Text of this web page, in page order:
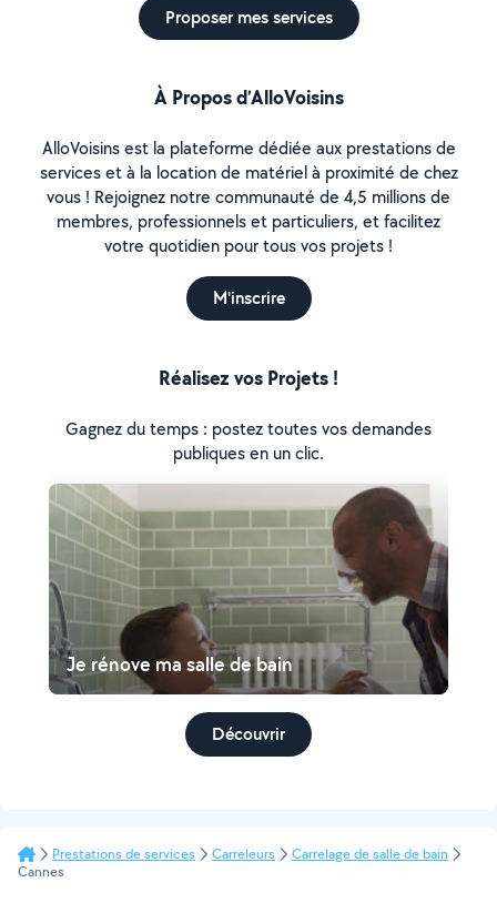
Proposer mes services
À Propos d’AlloVoisins
AlloVoisins est la plateforme dédiée aux prestations de
services et à la location de matériel à proximité de chez
vous ! Rejoignez notre communauté de 4,5 millions de
membres, professionnels et particuliers, et facilitez
votre quotidien pour tous vos projets !
M'inscrire
Réalisez vos Projets !
Gagnez du temps : postez toutes vos demandes
publiques en un clic.
Je rénove ma salle de bain
Découvrir
Prestations de services Carreleurs
Carrelage de salle de bain
Cannes